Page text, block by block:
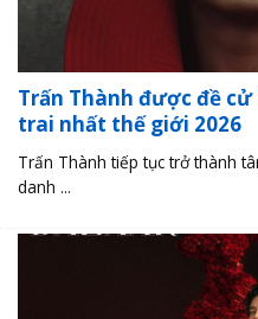
Trấn Thành được đề
trai nhất thế giới 2026
Trấn Thành tiếp tục trở thành
danh ...